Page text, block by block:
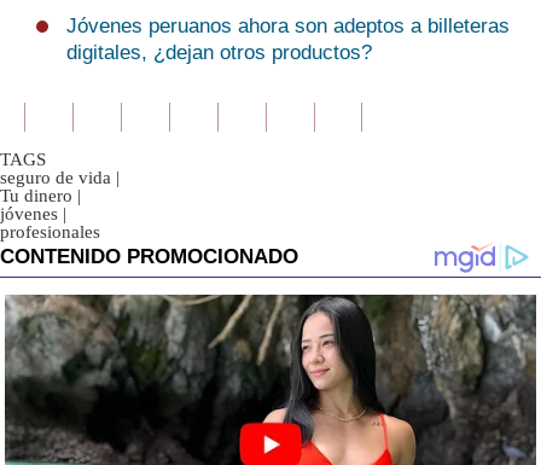
Jóvenes peruanos ahora son adeptos a billeteras
digitales, ¿dejan otros productos?
TAGS
seguro de vida |
Tu dinero |
jóvenes |
profesionales